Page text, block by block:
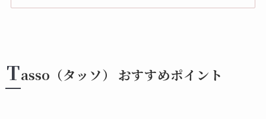
Tasso（タッソ） おすすめポイント